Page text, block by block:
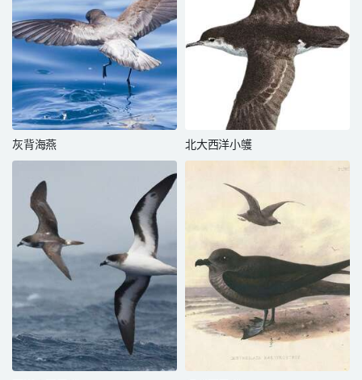
灰背海燕 北大西洋小鹱